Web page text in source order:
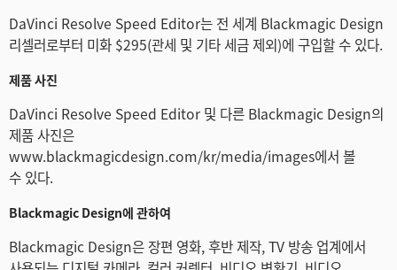
DaVinci Resolve Speed Editor는 전 세계 Blackmagic Design
리셀러로부터 미화 $295(관세 및 기타 세금 제외)에 구입할 수 있다.
제품 사진
DaVinci Resolve Speed Editor 및 다른 Blackmagic Design의
제품 사진은
www.blackmagicdesign.com/kr/media/images에서 볼
수 있다.
Blackmagic Design에 관하여
Blackmagic Design은 장편 영화, 후반 제작, TV 방송 업계에서